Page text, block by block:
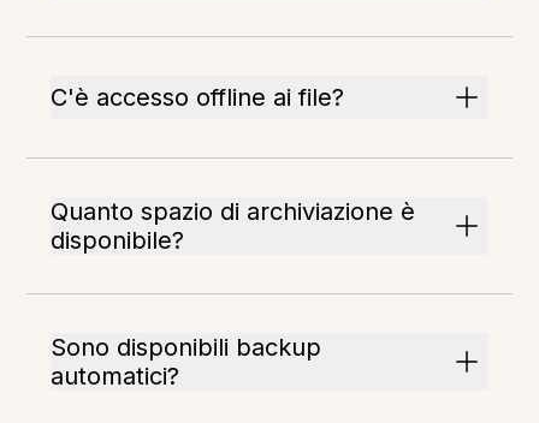
C'è accesso offline ai file?
Quanto spazio di archiviazione è
disponibile?
Sono disponibili backup
automatici?